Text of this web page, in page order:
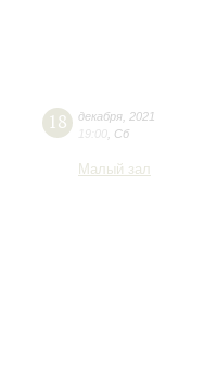
18 декабря 2021
19:00 Сб
Малый зал